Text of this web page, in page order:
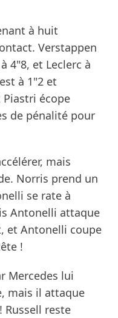
à huit
Verstappen
4"8, et Leclerc à
à 1"2 et
Piastri écope
de pénalité pour
mais
Norris prend un
se rate à
Antonelli attaque
et Antonelli coupe
!
Mercedes lui
mais il attaque
Russell reste